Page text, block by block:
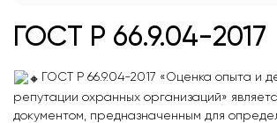
ГОСТ Р 66.9.04-2017
ГОСТ Р 66.9.04-2017 «Оценка опыта и
репутации охранных организаций»
документом, предназначенным для